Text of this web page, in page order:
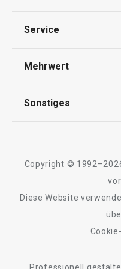
Outdoor-
Impressum
Service
Kontaktformular
Mehrwert
Qualität
Sonstiges
Barrierefreiheit
Copyright ©
Diese Website